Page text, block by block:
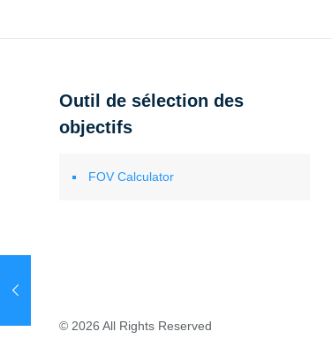
Outil de sélection des
objectifs
FOV Calculator
© 2026 All Rights Reserved